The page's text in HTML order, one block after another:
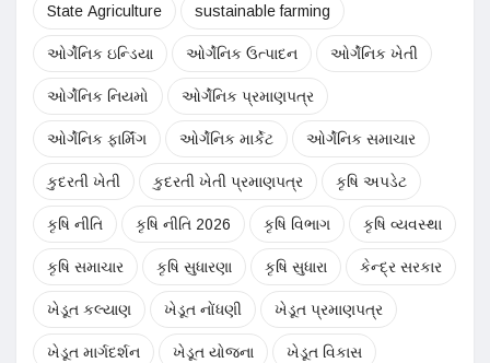
State Agriculture sustainable farming
ઓર્ગેનિક ઇન્ડિયા ઓર્ગેનિક ઉત્પાદન ઓર્ગેનિક ખેતી
ઓર્ગેનિક નિયમો ઓર્ગેનિક પ્રમાણપત્ર
ઓર્ગેનિક ફાર્મિંગ ઓર્ગેનિક માર્કેટ ઓર્ગેનિક સમાચાર
કુદરતી ખેતી કુદરતી ખેતી પ્રમાણપત્ર કૃષિ અપડેટ
કૃષિ નીતિ કૃષિ નીતિ 2026 કૃષિ વિભાગ કૃષિ વ્યવસ્થા
કૃષિ સમાચાર કૃષિ સુધારણા કૃષિ સુધારા કેન્દ્ર સરકાર
ખેડૂત કલ્યાણ ખેડૂત નોંધણી ખેડૂત પ્રમાણપત્ર
ખેડૂત માર્ગદર્શન ખેડૂત યોજના ખેડૂત વિકાસ